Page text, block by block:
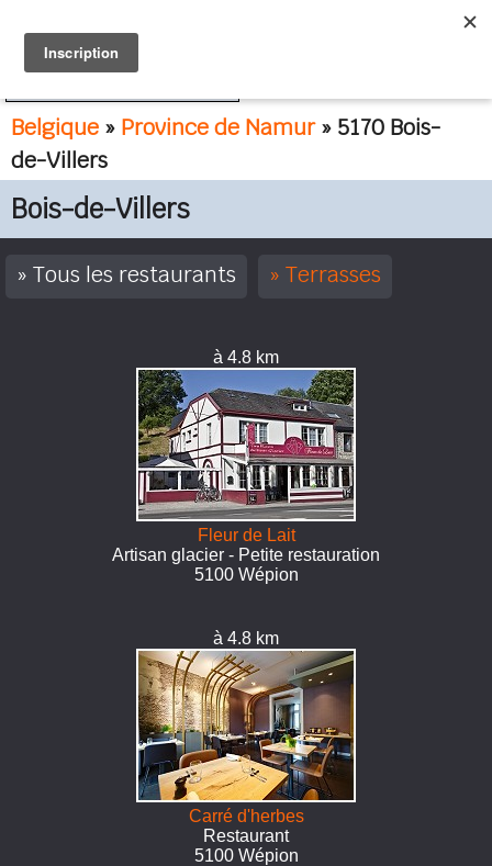
Belgique » Province de Namur» 5170 Bois-
de-Villers
Bois-de-Villers
Tous les restaurants Terrasses
à 4.8 km
Fleur de Lait
Artisan glacier - Petite restauration
5100 Wépion
à 4.8 km
Carré d'herbes
Restaurant
5100 Wépion